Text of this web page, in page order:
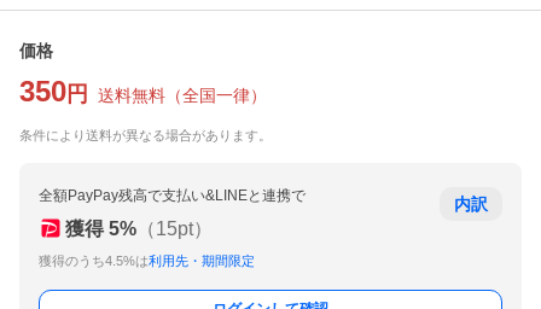
価格
350 円 送料無料 （全国一律）
条件により送料が異なる場合があります。
全額PayPay残高で支払い&LINEと連携で
獲得 5% （15pt）
獲得のうち4.5%は利用先・期間限定
内訳